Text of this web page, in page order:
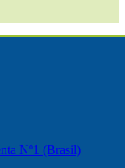
Nº1 (Brasil)